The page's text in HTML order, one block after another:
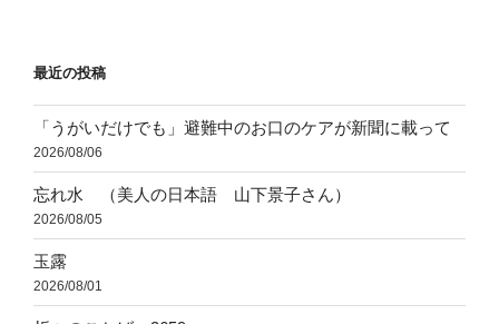
ン
最近の投稿
「うがいだけでも」避難中のお口のケアが新聞に載って
2026/08/06
忘れ水 （美人の日本語 山下景子さん）
2026/08/05
玉露
2026/08/01